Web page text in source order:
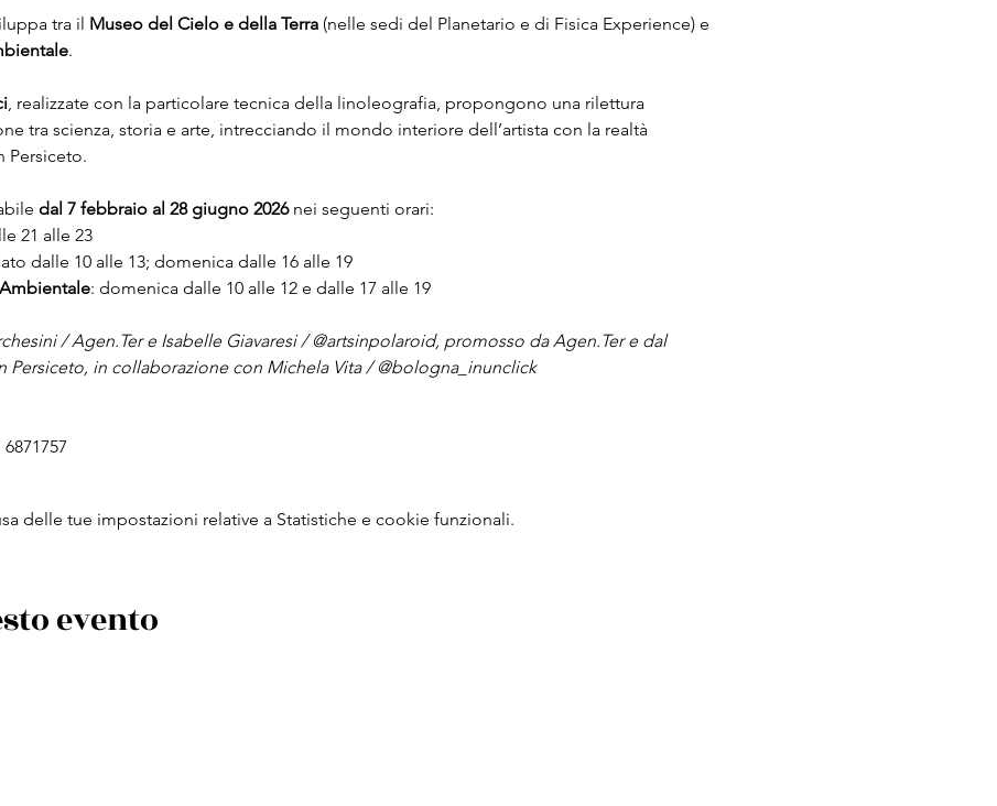
tra il Museo del Cielo e della Terra (nelle sedi del Planetario e di Fisica Experience) e
.
, realizzate con la particolare tecnica della linoleografia, propongono una rilettura
tra scienza, storia e arte, intrecciando il mondo interiore dell’artista con la realtà
Persiceto.
dal 7 febbraio al 28 giugno 2026 nei seguenti orari:
21 alle 23
dalle 10 alle 13; domenica dalle 16 alle 19
: domenica dalle 10 alle 12 e dalle 17 alle 19
/ Agen.Ter e Isabelle Giavaresi / @artsinpolaroid, promosso da Agen.Ter e dal
Persiceto, in collaborazione con Michela Vita / @bologna_inunclick
delle tue impostazioni relative a Statistiche e cookie funzionali.
evento